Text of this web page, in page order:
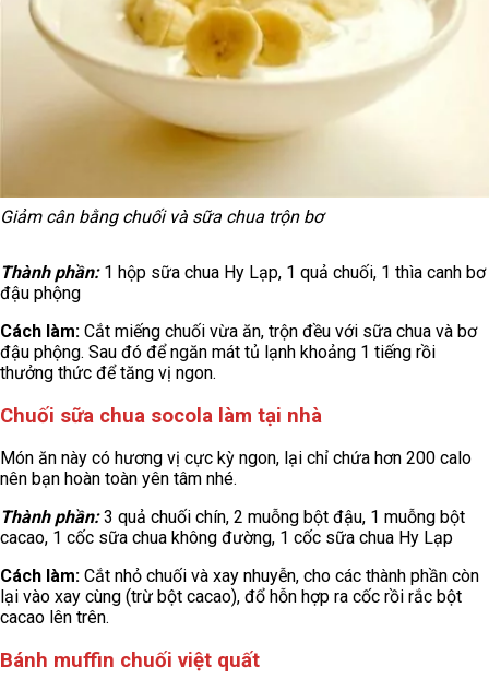
Giảm cân bằng chuối và sữa chua trộn bơ
Thành phần:1 hộp sữa chua Hy Lạp, 1 quả chuối, 1 thìa canh bơ
đậu phộng
Cách làm: Cắt miếng chuối vừa ăn, trộn đều với sữa chua và bơ
đậu phộng. Sau đó để ngăn mát tủ lạnh khoảng 1 tiếng rồi
thưởng thức để tăng vị ngon.
Chuối sữa chua socola làm tại nhà
Món ăn này có hương vị cực kỳ ngon, lại chỉ chứa hơn 200 calo
nên bạn hoàn toàn yên tâm nhé.
Thành phần: 3 quả chuối chín, 2 muỗng bột đậu, 1 muỗng bột
cacao, 1 cốc sữa chua không đường, 1 cốc sữa chua Hy Lạp
Cách làm: Cắt nhỏ chuối và xay nhuyễn, cho các thành phần còn
lại vào xay cùng (trừ bột cacao), đổ hỗn hợp ra cốc rồi rắc bột
cacao lên trên.
Bánh muffin chuối việt quất